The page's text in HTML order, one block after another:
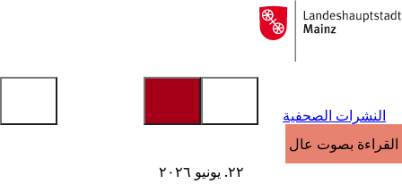
الانتقال إلى المحتوى
إلى
الصفحة
النشرات الصحفية
القراءة بصوت عالٍ
٢٢. يونيو ٢٠٢٦